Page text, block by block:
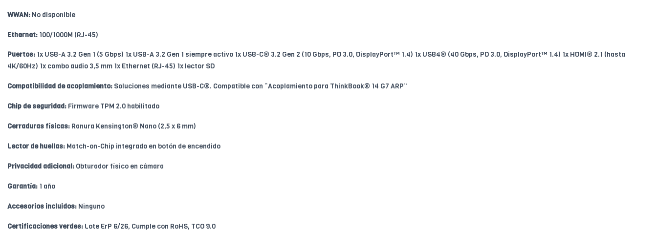
WWAN: No disponible
Ethernet: 100/1000M (RJ-45)
Puertos: 1x USB-A 3.2 Gen 1 (5 Gbps) 1x USB-A 3.2 Gen 1 siempre activo 1x USB-C® 3.2 Gen 2 (10 Gbps, PD 3.0, DisplayPort™ 1.4) 1x USB4® (40 Gbps, PD 3.0, DisplayPort™ 1.4) 1x HDMI® 2.1 (hasta
4K/60Hz) 1x combo audio 3,5 mm 1x Ethernet (RJ-45) 1x lector SD
Compatibilidad de acoplamiento: Soluciones mediante USB-C®. Compatible con “Acoplamiento para ThinkBook® 14 G7 ARP”
Chip de seguridad: Firmware TPM 2.0 habilitado
Cerraduras físicas: Ranura Kensington® Nano (2,5 x 6 mm)
Lector de huellas: Match-on-Chip integrado en botón de encendido
Privacidad adicional: Obturador físico en cámara
Garantía: 1 año
Accesorios incluidos: Ninguno
Certificaciones verdes: Lote ErP 6/26, Cumple con RoHS, TCO 9.0